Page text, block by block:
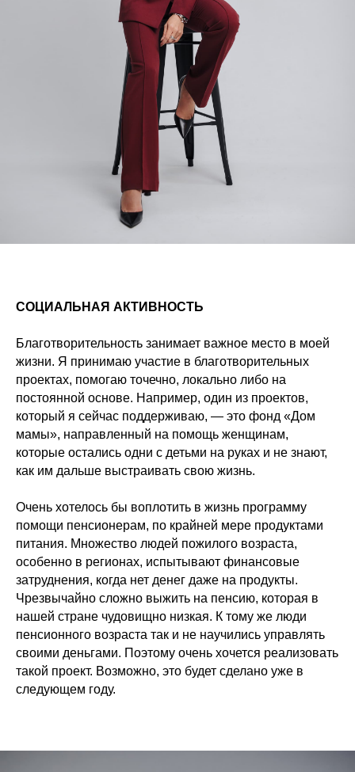
СОЦИАЛЬНАЯ АКТИВНОСТЬ
Благотворительность занимает важное место в моей
жизни. Я принимаю участие в благотворительных
проектах, помогаю точечно, локально либо на
постоянной основе. Например, один из проектов,
который я сейчас поддерживаю, — это фонд «Дом
мамы», направленный на помощь женщинам,
которые остались одни с детьми на руках и не знают,
как им дальше выстраивать свою жизнь.
Очень хотелось бы воплотить в жизнь программу
помощи пенсионерам, по крайней мере продуктами
питания. Множество людей пожилого возраста,
особенно в регионах, испытывают финансовые
затруднения, когда нет денег даже на продукты.
Чрезвычайно сложно выжить на пенсию, которая в
нашей стране чудовищно низкая. К тому же люди
пенсионного возраста так и не научились управлять
своими деньгами. Поэтому очень хочется реализовать
такой проект. Возможно, это будет сделано уже в
следующем году.